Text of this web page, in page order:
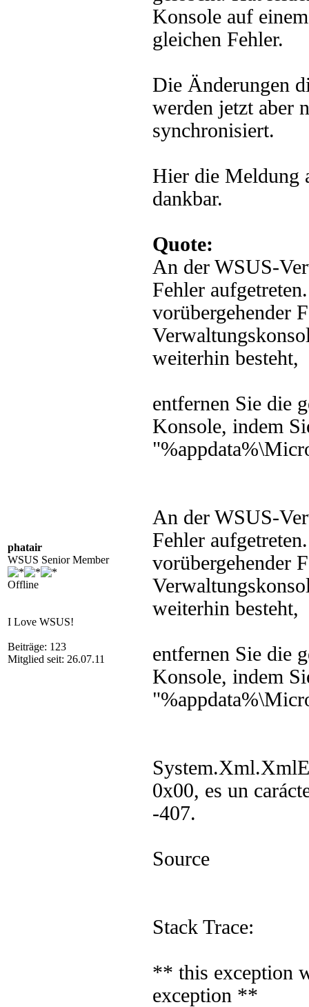
phatair
WSUS Senior Member
Offline
I Love WSUS!
Beiträge: 123
Mitglied seit: 26.07.11
Konsole auf
gleichen Fehler.
Die Änderungen
werden jetzt aber
synchronisiert.
Hier die Meldung
dankbar.
Quote:
An der WSUS-
Fehler
vorübergehender
weiterhin besteht,
entfernen Sie die
Konsole, indem
An der WSUS-
Fehler
vorübergehender
weiterhin besteht,
entfernen Sie die
Konsole, indem
0x00, es un
-407.
Source
Stack Trace:
** this exception
exception **